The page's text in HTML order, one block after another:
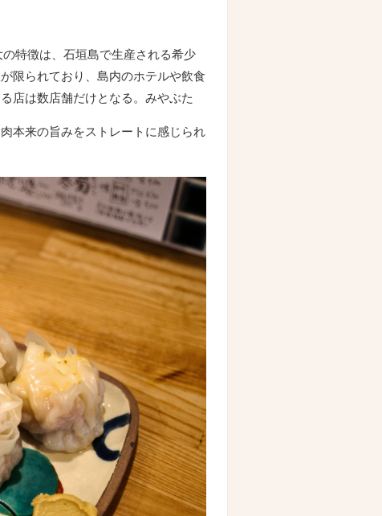
特徴は、石垣島で生産される希少
限られており、島内のホテルや飲食
店は数店舗だけとなる。みやぶた
本来の旨みをストレートに感じられ